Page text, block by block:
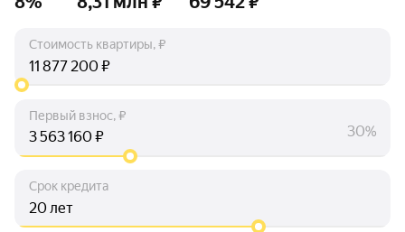
Стоимость квартиры, ₽
₽
Первый взнос, ₽
₽ 30%
Срок кредита
лет